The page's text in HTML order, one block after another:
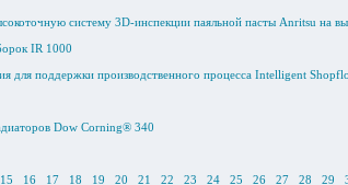
систему 3D-инспекции паяльной пасты Anritsu на
IR 1000
для поддержки производственного процесса Intelligent
Dow Corning® 340
15 16 17 18 19 20 21 22 23 24 25 26 27 28 29